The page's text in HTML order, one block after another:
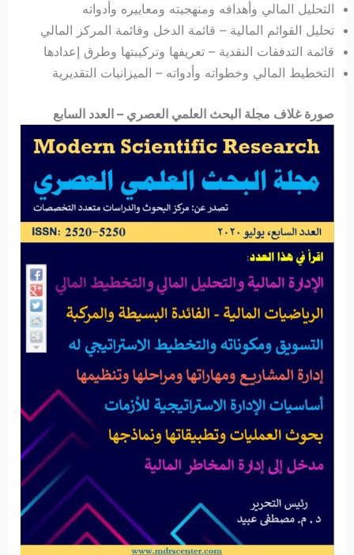
التحليل المالي وأهدافه ومنهجيته ومعاييره وأدواته
تحليل القوائم المالية – قائمة الدخل وقائمة المركز المالي
قائمة التدفقات النقدية – تعريفها وتركيبتها وطرق إعدادها
التخطيط المالي وخطواته وأدواته – الميزانيات التقديرية
صورة غلاف مجلة البحث العلمي العصري – العدد السابع